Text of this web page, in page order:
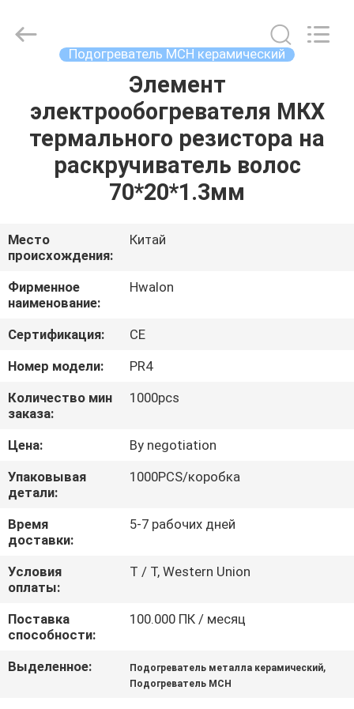
ПРОДУКЦИЯ
ЭКСКУРСИЯ
ПО
ФАБРИКЕ
КОНТРОЛЬ
КАЧЕСТВА
СВЯЗАТЬСЯ
С
НАМИ
НОВОСТИ
ЗАПРОСИТЬ
РАСЦЕНКИ
КАРТА
Подогреватель MCH керамический
Элемент
электрообогревателя МКХ
термального резистора на
раскручиватель волос
70*20*1.3мм
Место
происхождения:
Китай
Фирменное
наименование:
Hwalon
Сертификация:
CE
Номер модели:
PR4
Количество мин
заказа:
1000pcs
Цена:
By negotiation
Упаковывая
детали:
1000PCS/коробка
Время
доставки:
5-7 рабочих дней
Условия
оплаты:
T / T, Western Union
Поставка
способности:
100.000 ПК / месяц
Выделенное: Подогреватель металла керамический,
Подогреватель MCH